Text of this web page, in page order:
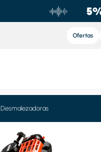
Ofertas
Desmalezadoras
2.
moto
3.
iphone